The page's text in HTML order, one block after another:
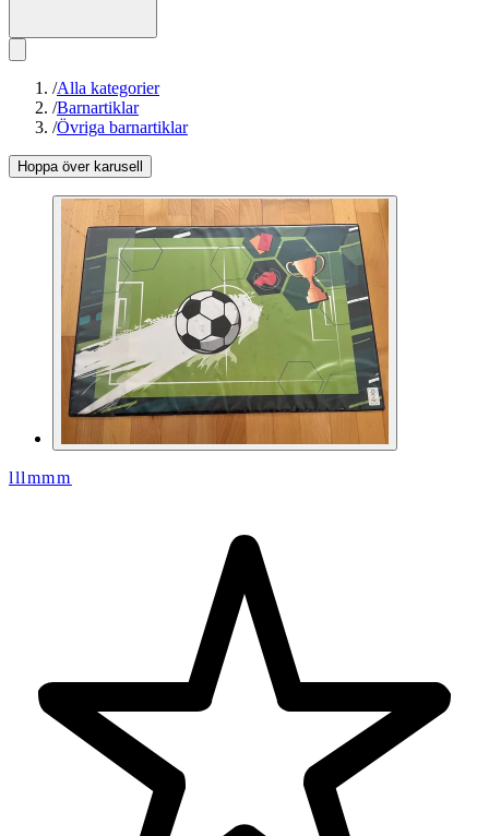
/Alla kategorier
/Barnartiklar
/Övriga barnartiklar
Hoppa över karusell
lllmmm